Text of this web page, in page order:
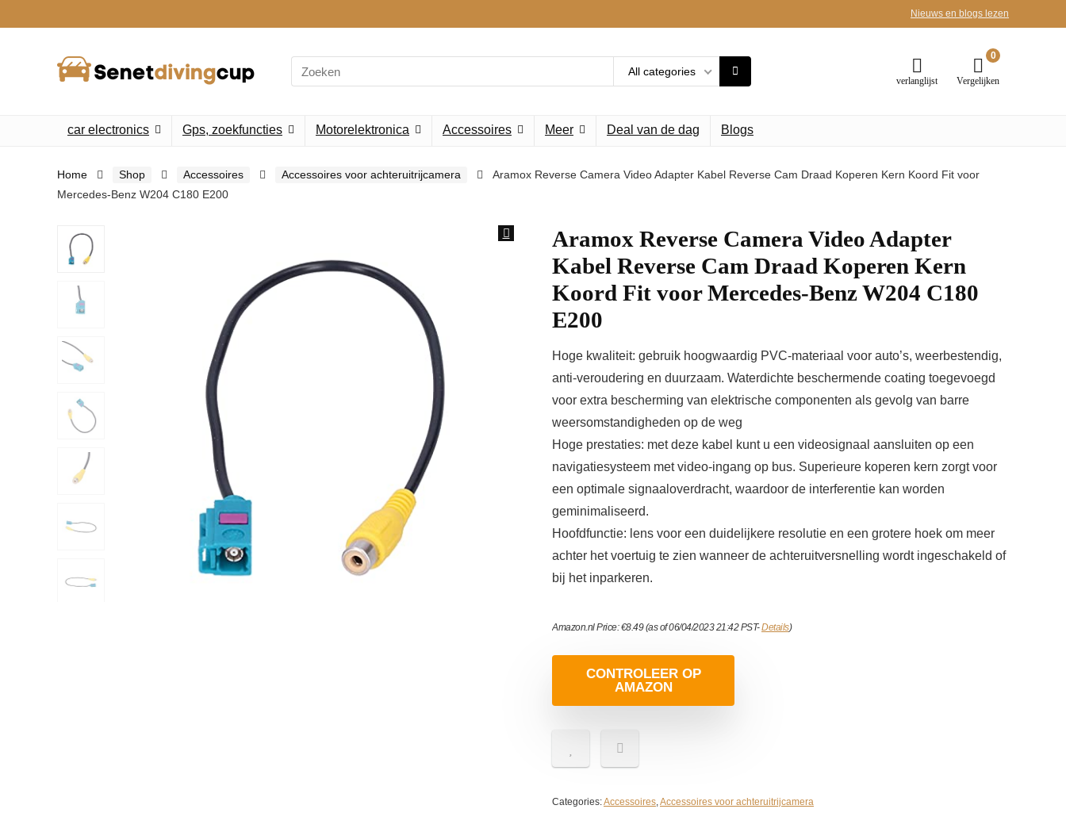
Nieuws en blogs lezen
Search
for:
All categories
verlanglijst
0
Vergelijken
car electronics Gps, zoekfuncties Motorelektronica Accessoires Meer Deal van de dag Blogs
Home Shop Accessoires Accessoires voor achteruitrijcamera
Aramox Reverse Camera Video Adapter Kabel Reverse Cam Draad Koperen Kern Koord Fit voor
Mercedes-Benz W204 C180 E200
Aramox Reverse Camera Video Adapter
Kabel Reverse Cam Draad Koperen Kern
Koord Fit voor Mercedes-Benz W204 C180
E200
Hoge kwaliteit: gebruik hoogwaardig PVC-materiaal voor auto’s, weerbestendig,
anti-veroudering en duurzaam. Waterdichte beschermende coating toegevoegd
voor extra bescherming van elektrische componenten als gevolg van barre
weersomstandigheden op de weg
Hoge prestaties: met deze kabel kunt u een videosignaal aansluiten op een
navigatiesysteem met video-ingang op bus. Superieure koperen kern zorgt voor
een optimale signaaloverdracht, waardoor de interferentie kan worden
geminimaliseerd.
Hoofdfunctie: lens voor een duidelijkere resolutie en een grotere hoek om meer
achter het voertuig te zien wanneer de achteruitversnelling wordt ingeschakeld of
bij het inparkeren.
Amazon.nl Price:€8.49(as of 06/04/2023 21:42 PST-Details)
CONTROLEER OP
AMAZON
Categories:Accessoires,Accessoires voor achteruitrijcamera